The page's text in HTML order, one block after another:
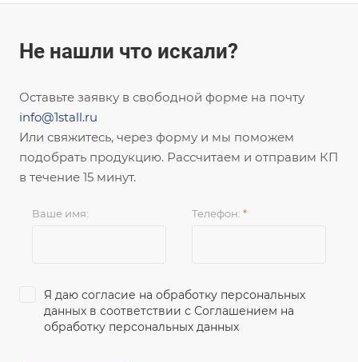
Не нашли что искали?
Оставьте заявку в свободной форме на почту
info@1stall.ru
Или свяжитесь, через форму и мы поможем
подобрать продукцию. Рассчитаем и отправим КП
в течение 15 минут.
Ваше имя: Телефон: *
Я даю согласие на обработку персональных
данных в соответствии с Соглашением на
обработку персональных данных